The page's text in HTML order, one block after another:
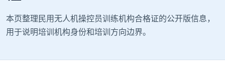
本页整理民用无人机操控员训练机构合格证的公开版信息，
用于说明培训机构身份和培训方向边界。